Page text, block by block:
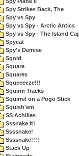
Spy Strikes Back, The
Spy vs Spy
Spy vs Spy - Arctic Antics
Spy vs Spy - The Island
Spycat
Spy's Demise
Sqoid
Square
Squares
Squeeeeze!!!
Squirm Tracks
Squirrel on a Pogo Stick
Squish'em
SS Achilles
Sssnake It!
Ssssnake!
Ssssnake!!!!
Stack Up